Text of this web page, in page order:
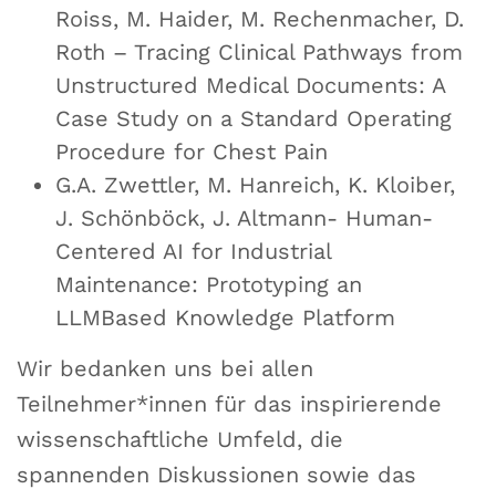
Roiss, M. Haider, M. Rechenmacher, D.
Roth – Tracing Clinical Pathways from
Unstructured Medical Documents: A
Case Study on a Standard Operating
Procedure for Chest Pain
G.A. Zwettler, M. Hanreich, K. Kloiber,
J. Schönböck, J. Altmann- Human-
Centered AI for Industrial
Maintenance: Prototyping an
LLMBased Knowledge Platform
Wir bedanken uns bei allen
Teilnehmer*innen für das inspirierende
wissenschaftliche Umfeld, die
spannenden Diskussionen sowie das